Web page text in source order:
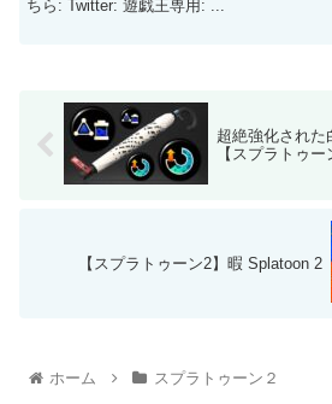
ちら: Twitter: 遊戯王専用: ...
超絶強化された
【スプラトゥー
【スプラトゥーン2】暇 Splatoon 2
ホーム スプラトゥーン２